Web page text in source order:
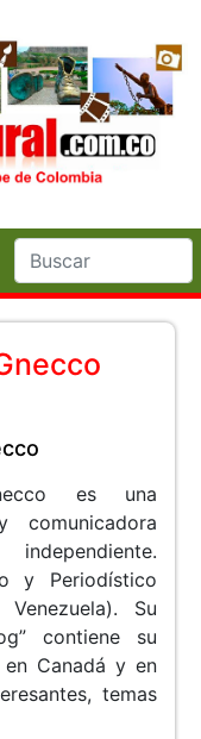
es una
comunicadora
y Periodístico
Su
contiene su
Canadá y en
temas